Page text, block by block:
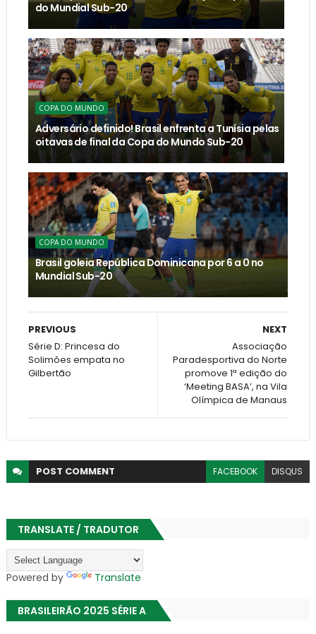
do Mundial Sub-20
COPA DO MUNDO
Adversário definido! Brasil enfrenta a Tunísia pelas
oitavas de final da Copa do Mundo Sub-20
COPA DO MUNDO
Brasil goleia República Dominicana por 6 a 0 no
Mundial Sub-20
NEXT
Associação
Paradesportiva do Norte
promove 1ª edição do
‘Meeting BASA’, na Vila
Olímpica de Manaus
PREVIOUS
Série D: Princesa do
Solimões empata no
Gilbertão
POST COMMENT FACEBOOK DISQUS
TRANSLATE / TRADUTOR
Powered by Translate
BRASILEIRÃO 2025 SÉRIE A